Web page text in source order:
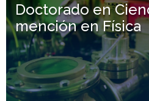
Doctorado en
mención en Física